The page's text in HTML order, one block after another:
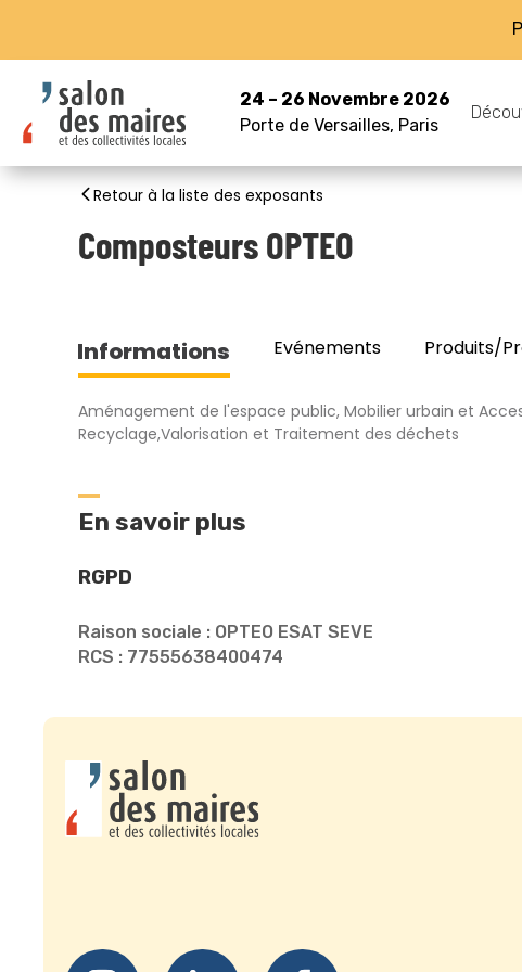
24 – 26 Novembre 2026
Porte de Versailles, Paris
Retour à la liste des exposants
Composteurs OPTEO
Informations Evénements Produits/
Aménagement de l'espace public, Mobilier urbain et
Recyclage,Valorisation et Traitement des déchets
En savoir plus
RGPD
Raison sociale : OPTEO ESAT SEVE
RCS : 77555638400474